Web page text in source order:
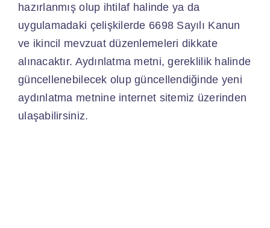
hazırlanmış olup ihtilaf halinde ya da
uygulamadaki çelişkilerde 6698 Sayılı Kanun
ve ikincil mevzuat düzenlemeleri dikkate
alınacaktır. Aydınlatma metni, gereklilik halinde
güncellenebilecek olup güncellendiğinde yeni
aydınlatma metnine internet sitemiz üzerinden
ulaşabilirsiniz.